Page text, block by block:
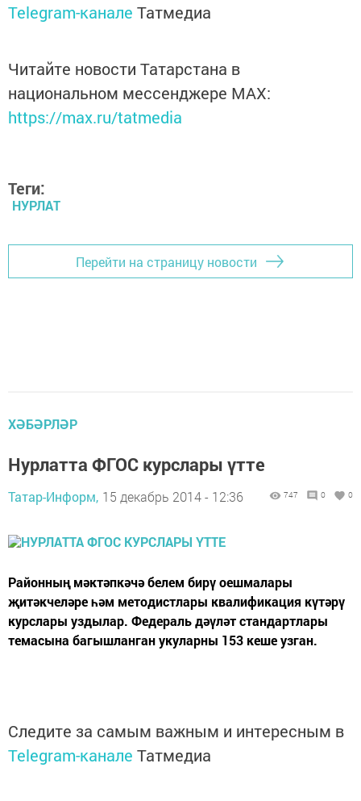
Telegram-канале Татмедиа
Читайте новости Татарстана в
национальном мессенджере MАХ:
https://max.ru/tatmedia
Теги:
НУРЛАТ
Перейти на страницу новости
ХӘБӘРЛӘР
Нурлатта ФГОС курслары үтте
Татар-Информ, 15 декабрь 2014 - 12:36 747 0 0
Районның мәктәпкәчә белем бирү оешмалары
җитәкчеләре һәм методистлары квалификация күтәрү
курслары уздылар. Федераль дәүләт стандартлары
темасына багышланган укуларны 153 кеше узган.
Следите за самым важным и интересным в
Telegram-канале Татмедиа